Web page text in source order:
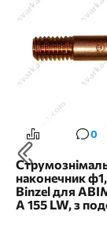
0
наконечник
Binzel для
A 155 LW, з